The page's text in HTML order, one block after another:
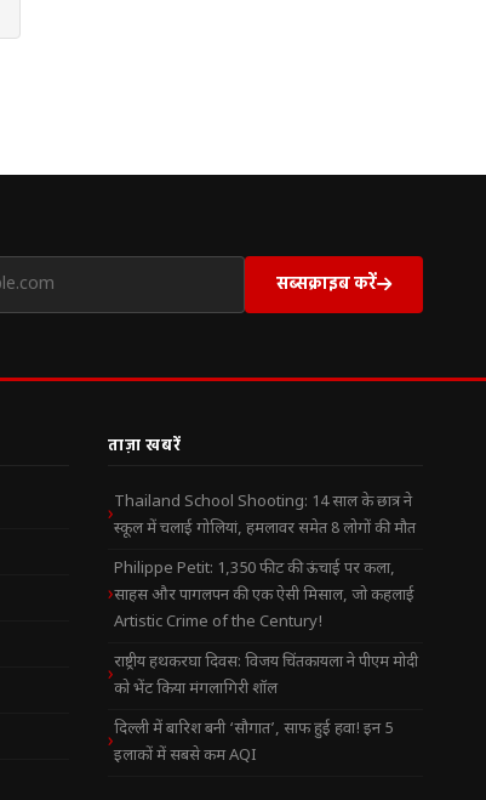
सब्सक्राइब करें
ताज़ा खबरें
Thailand School Shooting: 14 साल के छात्र ने
स्कूल में चलाई गोलियां, हमलावर समेत 8 लोगों की मौत
Philippe Petit: 1,350 फीट की ऊंचाई पर कला,
साहस और पागलपन की एक ऐसी मिसाल, जो कहलाई
Artistic Crime of the Century!
राष्ट्रीय हथकरघा दिवस: विजय चिंतकायला ने पीएम मोदी
को भेंट किया मंगलागिरी शॉल
दिल्ली में बारिश बनी ‘सौगात’, साफ हुई हवा! इन 5
इलाकों में सबसे कम AQI